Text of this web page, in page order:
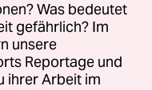
Was bedeutet
gefährlich? Im
unsere
Reportage und
ihrer Arbeit im